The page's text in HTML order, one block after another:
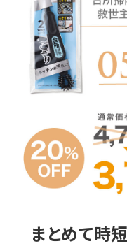
カテゴリ一覧
お悩み解決コラム
INFORMATION
プライバシーポリシー
特定商取引法について
お問い合わせ
まとめて時